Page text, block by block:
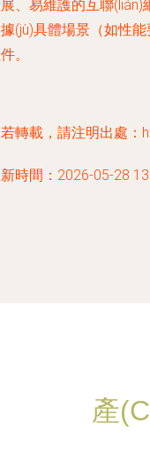
、易維護的互聯(lián)
(jù)具體場景（如性
。
轉載，請注明出處：
時間：2026-05-28
產